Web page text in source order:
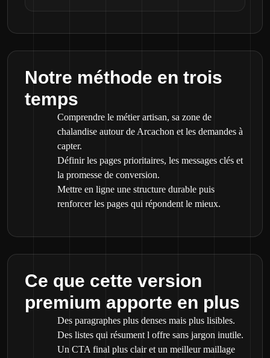
Notre méthode en trois
temps
Comprendre le métier artisan, sa zone de
chalandise autour de Arcachon et les demandes à
capter.
Définir les pages prioritaires, les messages clés et
la promesse de conversion.
Mettre en ligne une structure durable puis
renforcer les pages qui répondent le mieux.
Ce que cette version
premium apporte en plus
Des paragraphes plus denses mais plus lisibles.
Des listes qui résument l offre sans jargon inutile.
Un CTA final plus clair et un meilleur maillage